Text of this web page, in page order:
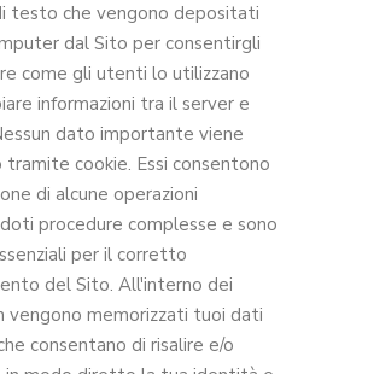
testo che vengono depositati
dal Sito per consentirgli
come gli utenti lo utilizzano
informazioni tra il server e
dato importante viene
tramite cookie. Essi consentono
di alcune operazioni
procedure complesse e sono
per il corretto
del Sito. All'interno dei
vengono memorizzati tuoi dati
consentano di risalire e/o